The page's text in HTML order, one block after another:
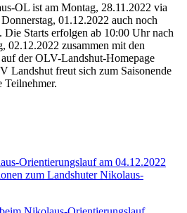
OL ist am Montag, 28.11.2022 via
01.12.2022 auch noch
Die Starts erfolgen ab 10:00 Uhr nach
02.12.2022 zusammen mit den
der OLV-Landshut-Homepage
Landshut freut sich zum Saisonende
Teilnehmer.
Orientierungslauf am 04.12.2022
zum Landshuter Nikolaus-